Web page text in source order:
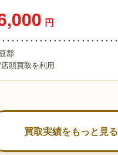
円
郡
店頭買取を利用
買取実績をもっと見る